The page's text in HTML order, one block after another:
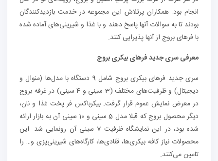
انجام بود. همکاران پرتلاش این مجموعه در خدمت بازدیدکنندگان
بودند تا به سوالات آنها پاسخ دهند و با غذا و شیرینی‌های آماده شده
با فرهای بروج از آنها پذیرایی کنند.
معرفی سری جدید فرهای بیکری بروج
سری جدید فرهای بیکری بروج شامل 9 دستگاه با مدل‌ها (منوال و
دیجیتال) و ظرفیت‌های مختلف (3 سینی و 4 سینی) در غرفه بروج
در معرض نمایش عموم قرار گرفت. بیکرباکس فر پخت غذا و نان،
دیگر محصول بروج که قبلا مدل 5 سینی و 10 سینی آن به بازار ارائه
شده بود، در این نمایشگاه ظرفیت 7 سینی آن رونمایی شد. این
محصولات نیاز کافه بیکری‌ها، قنادی‌ها، کارگاه‌های شیرینی‌پزی و… را
تامین می‌کنند.